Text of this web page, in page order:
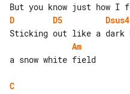
D
D5 Dsus4
Am
a snow white field
C